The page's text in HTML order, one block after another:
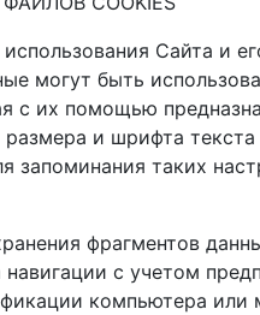
Сайта
могут быть
их помощью
и шрифта
запоминания таких
фрагментов
с учетом
компьютера